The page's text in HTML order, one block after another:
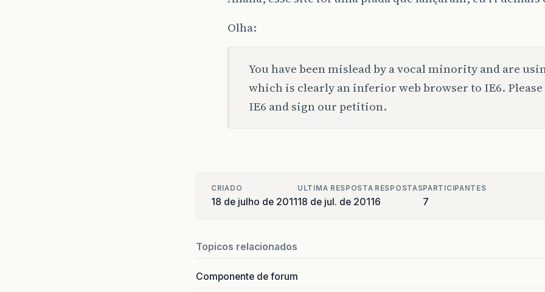
Olha:
You have been mislead by a vocal minority and are
which is clearly an inferior web browser to IE6.
IE6 and sign our petition.
CRIADO
18 de julho de 2011
ULTIMA RESPOSTA
18 de jul. de 2011
RESPOSTAS
6
PARTICIPANTES
7
Topicos relacionados
Componente de forum